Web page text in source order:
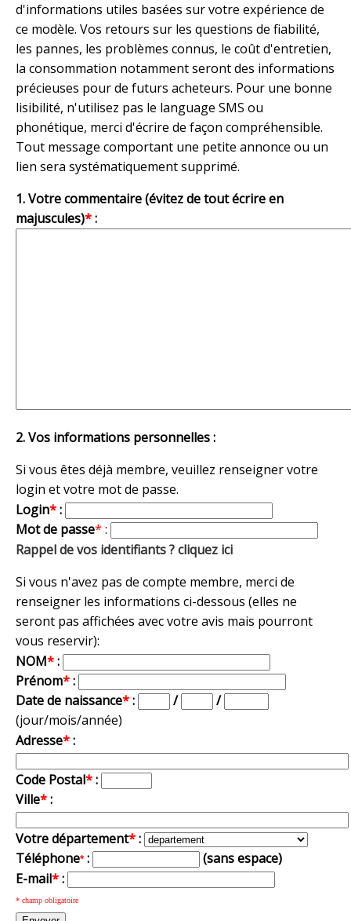
d'informations utiles basées sur votre expérience de
ce modèle. Vos retours sur les questions de fiabilité,
les pannes, les problèmes connus, le coût d'entretien,
la consommation notamment seront des informations
précieuses pour de futurs acheteurs. Pour une bonne
lisibilité, n'utilisez pas le language SMS ou
phonétique, merci d'écrire de façon compréhensible.
Tout message comportant une petite annonce ou un
lien sera systématiquement supprimé.
1. Votre commentaire (évitez de tout écrire en
majuscules)*:
2. Vos informations personnelles :
Si vous êtes déjà membre, veuillez renseigner votre
login et votre mot de passe.
Login*:
Mot de passe* :
Rappel de vos identifiants ? cliquez ici
Si vous n'avez pas de compte membre, merci de
renseigner les informations ci-dessous (elles ne
seront pas affichées avec votre avis mais pourront
vous reservir):
NOM*:
Prénom*:
Date de naissance*: /
/
(jour/mois/année)
Adresse*:
Code Postal*:
Ville*:
Votre département*:
Téléphone* :
(sans espace)
E-mail*:
* champ obligatoire